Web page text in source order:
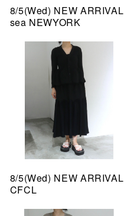
8/5(Wed) NEW ARRIVAL
sea NEWYORK
8/5(Wed) NEW ARRIVAL
CFCL